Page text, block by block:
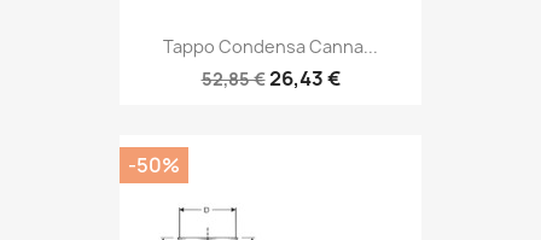
Tappo Condensa Canna...
52,85 €26,43 €
-50%